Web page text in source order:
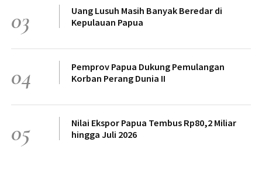
03
Uang Lusuh Masih Banyak Beredar di
Kepulauan Papua
04
Pemprov Papua Dukung Pemulangan
Korban Perang Dunia II
05
Nilai Ekspor Papua Tembus Rp80,2 Miliar
hingga Juli 2026